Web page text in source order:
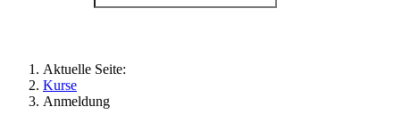
Aktuelle Seite:
Kurse
Anmeldung